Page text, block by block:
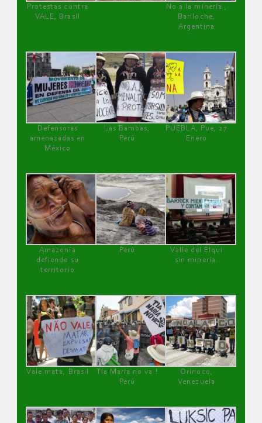
Protestas contra
VALE, Brasil
No a la minería ,
Bariloche,
Argentina
Defensoras
amenazadas en
México
Las Bambas,
Perú
PUEBLA, Pue, 27
Enero
Amazonía
defiende su
territorio
Perú
Valle del Elqui
sin minería.
Vale mata, Brasil
Tía María no va !
Perú
Orinoco,
Venezuela